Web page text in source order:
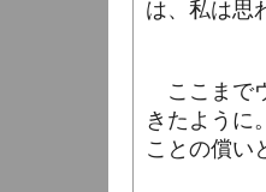
は、私は思
ここまで
きたように
ことの償い